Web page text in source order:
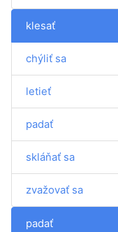
klesať
chýliť sa
letieť
padať
skláňať sa
zvažovať sa
padať